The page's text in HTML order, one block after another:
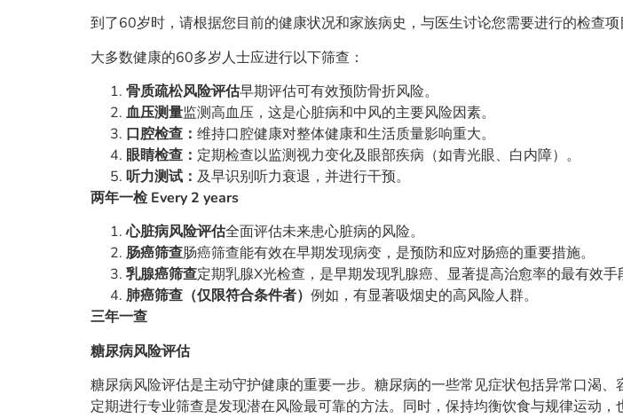
到了60岁时，请根据您目前的健康状况和家族病史，与医生讨论您需要进行的检查项
大多数健康的60多岁人士应进行以下筛查：
骨质疏松风险评估早期评估可有效预防骨折风险。
血压测量监测高血压，这是心脏病和中风的主要风险因素。
口腔检查： 维持口腔健康对整体健康和生活质量影响重大。
眼睛检查： 定期检查以监测视力变化及眼部疾病（如青光眼、白内障）。
听力测试： 及早识别听力衰退，并进行干预。
两年一检 Every 2 years
心脏病风险评估全面评估未来患心脏病的风险。
肠癌筛查肠癌筛查能有效在早期发现病变，是预防和应对肠癌的重要措施。
乳腺癌筛查定期乳腺X光检查，是早期发现乳腺癌、显著提高治愈率的最有效手
肺癌筛查（仅限符合条件者） 例如，有显著吸烟史的高风险人群。
三年一查
糖尿病风险评估
糖尿病风险评估是主动守护健康的重要一步。糖尿病的一些常见症状包括异常口渴
定期进行专业筛查是发现潜在风险最可靠的方法。同时，保持均衡饮食与规律运动，